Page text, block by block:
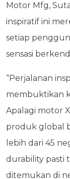
Motor Mfg,
inspiratif ini
setiap
sensasi
“Perjalanan
membuktikan
Apalagi motor
produk global
lebih dari 45
durability pasti
ditemukan di